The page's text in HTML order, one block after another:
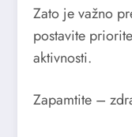
Zato je važno
postavite
aktivnosti.
Zapamtite –